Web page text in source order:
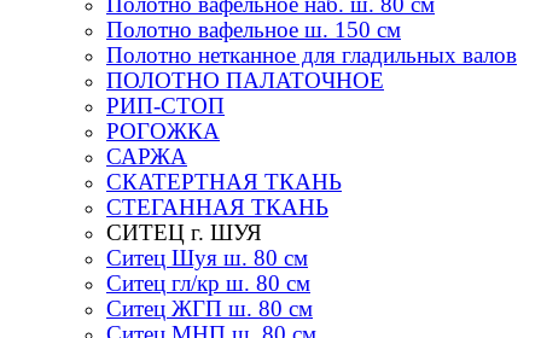
Полотно вафельное наб. ш. 80 см
Полотно вафельное ш. 150 см
Полотно нетканное для гладильных валов
ПОЛОТНО ПАЛАТОЧНОЕ
РИП-СТОП
РОГОЖКА
САРЖА
СКАТЕРТНАЯ ТКАНЬ
СТЕГАННАЯ ТКАНЬ
СИТЕЦ г. ШУЯ
Ситец Шуя ш. 80 см
Ситец гл/кр ш. 80 см
Ситец ЖГП ш. 80 см